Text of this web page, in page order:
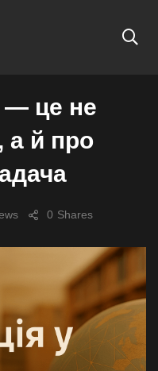
— це не
а й про
Shares
0